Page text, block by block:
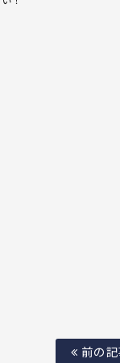
前の